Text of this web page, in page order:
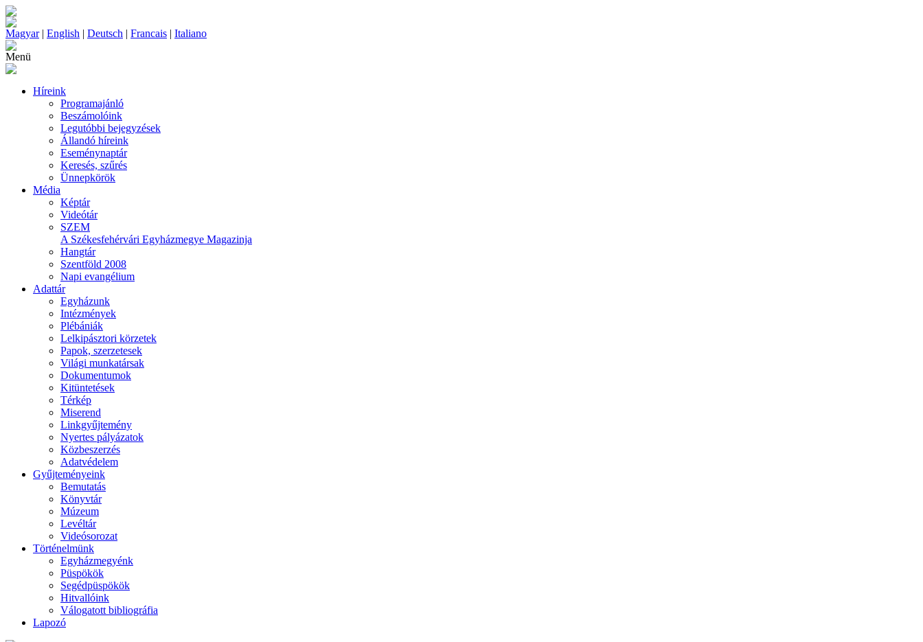
Magyar| English | Deutsch | Francais | Italiano
Menü
Híreink
Programajánló
Beszámolóink
Legutóbbi bejegyzések
Állandó híreink
Eseménynaptár
Keresés, szűrés
Ünnepkörök
Média
Képtár
Videótár
SZEM
A Székesfehérvári Egyházmegye Magazinja
Hangtár
Szentföld 2008
Napi evangélium
Adattár
Egyházunk
Intézmények
Plébániák
Lelkipásztori körzetek
Papok, szerzetesek
Világi munkatársak
Dokumentumok
Kitüntetések
Térkép
Miserend
Linkgyűjtemény
Nyertes pályázatok
Közbeszerzés
Adatvédelem
Gyűjteményeink
Bemutatás
Könyvtár
Múzeum
Levéltár
Videósorozat
Történelmünk
Egyházmegyénk
Püspökök
Segédpüspökök
Hitvallóink
Válogatott bibliográfia
Lapozó